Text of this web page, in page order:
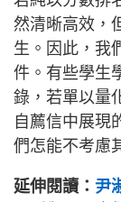
然清晰高效，
生。因此，我
件。有些學生
錄，若單以量
自薦信中展現
們怎能不考慮
延伸閱讀： 尹